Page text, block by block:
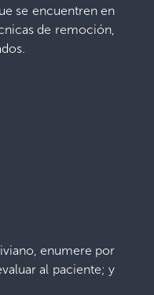
se encuentren en
de remoción,
enumere por
al paciente; y